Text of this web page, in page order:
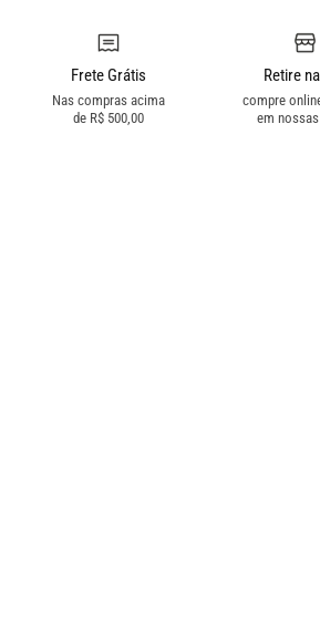
Frete Grátis
Nas compras acima
de R$ 500,00
Retire
compre
em